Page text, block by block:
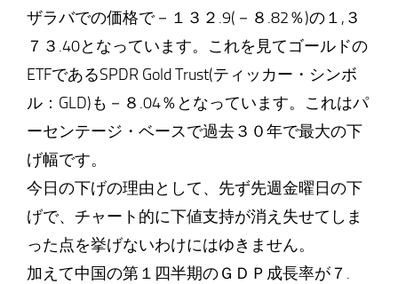
ザラバでの価格で－１３２.9(－８.82％)の１,３
７３.40となっています。これを見てゴールドの
ETFであるSPDR Gold Trust(ティッカー・シンボ
ル：GLD)も－８.04％となっています。これはパ
ーセンテージ・ベースで過去３０年で最大の下
げ幅です。
今日の下げの理由として、先ず先週金曜日の下
げで、チャート的に下値支持が消え失せてしま
った点を挙げないわけにはゆきません。
加えて中国の第１四半期のＧＤＰ成長率が７.